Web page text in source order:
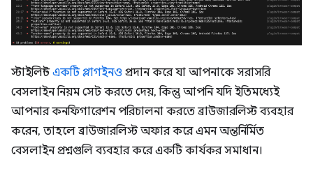
স্টাইলিন্টএকটি প্লাগইনও প্রদান করে যা আপনাকে সরাসরি
বেসলাইন নিয়ম সেট করতে দেয়, কিন্তু আপনি যদি ইতিমধ্যেই
আপনার কনফিগারেশন পরিচালনা করতে ব্রাউজারলিস্ট ব্যবহার
করেন, তাহলে ব্রাউজারলিস্ট অফার করে এমন অন্তর্নির্মিত
বেসলাইন প্রশ্নগুলি ব্যবহার করে একটি কার্যকর সমাধান।